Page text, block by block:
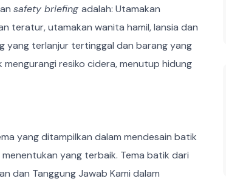
safety briefing adalah: Utamakan
teratur, utamakan wanita hamil, lansia dan
yang terlanjur tertinggal dan barang yang
resiko cidera, menutup hidung
yang ditampilkan dalam mendesain batik
yang terbaik. Tema batik dari
dan Tanggung Jawab Kami dalam